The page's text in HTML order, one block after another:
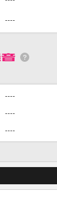
新情報をチェック！
登録・ログインして
をもっと楽しもう！
----
----
----
----